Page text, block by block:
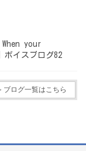
your
イスブログ82
ログ一覧はこちら